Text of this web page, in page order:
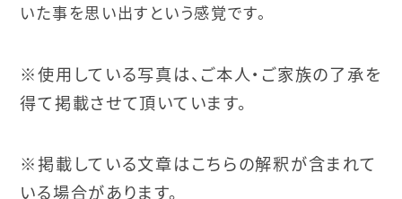
いた事を思い出すという感覚です。
※使用している写真は、ご本人・ご家族の了承を
得て掲載させて頂いています。
※掲載している文章はこちらの解釈が含まれて
いる場合があります。